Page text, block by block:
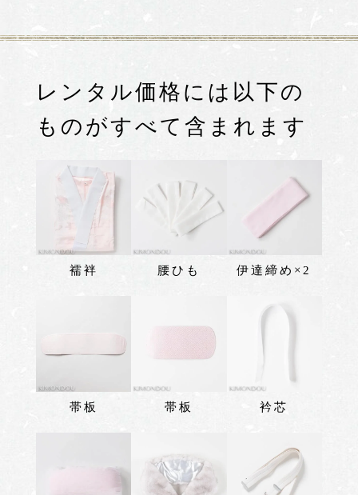
レンタル価格には以下の
ものがすべて含まれます
襦袢 腰ひも 伊達締め×2
帯板 帯板 衿芯